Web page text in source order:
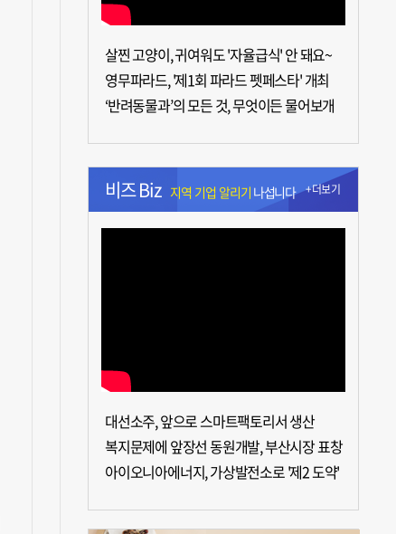
살찐 고양이, 귀여워도 '자율급식' 안 돼요~
영무파라드, '제1회 파라드 펫페스타' 개최
‘반려동물과’의 모든 것, 무엇이든 물어보개
비즈 Biz 지역 기업 알리기 나섭니다 +더보기
대선소주, 앞으로 스마트팩토리서 생산
복지문제에 앞장선 동원개발, 부산시장 표창
아이오니아에너지, 가상발전소로 '제2 도약'